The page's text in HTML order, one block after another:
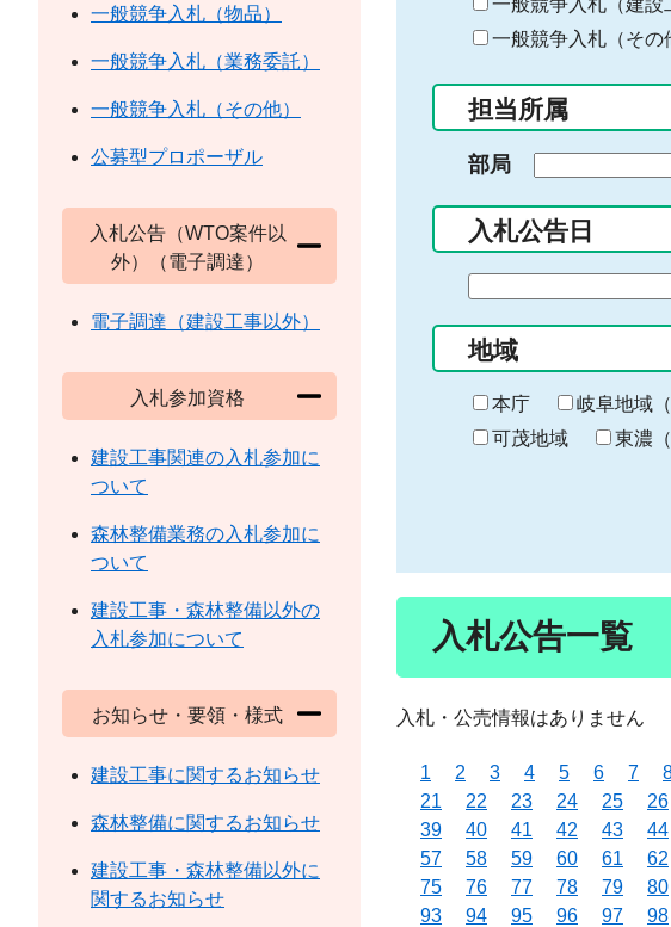
ー
ー
入
力
一般競争入札（その
担当所属
部局
入札公告日
の
始
ま
り
地域
本庁 岐阜地域
可茂地域
東濃
入札公告一覧
入札・公売情報はありません
1 2 3 4 5 6 7
21
22 23 24 25 26
39
40 41 42 43 44
57
58 59 60 61 62
75
76 77 78 79 80
93
94 95 96 97 98
一般競争入札（物品）
一般競争入札（業務委託）
一般競争入札（その他）
公募型プロポーザル
入札公告（WTO案件以
外）（電子調達）
電子調達（建設工事以外）
入札参加資格
建設工事関連の入札参加に
ついて
森林整備業務の入札参加に
ついて
建設工事・森林整備以外の
入札参加について
お知らせ・要領・様式
建設工事に関するお知らせ
森林整備に関するお知らせ
建設工事・森林整備以外に
関するお知らせ